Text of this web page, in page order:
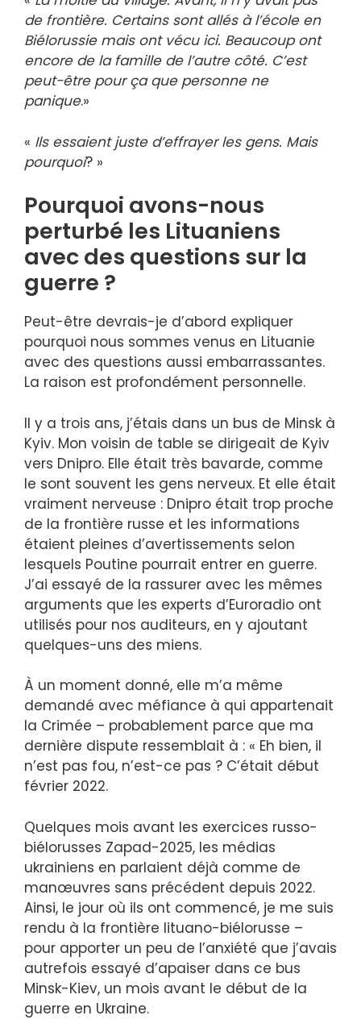
de frontière. Certains sont allés à l’école en
Biélorussie mais ont vécu ici. Beaucoup ont
encore de la famille de l’autre côté. C’est
peut-être pour ça que personne ne
panique.»
« Ils essaient juste d’effrayer les gens. Mais
pourquoi? »
Pourquoi avons-nous
perturbé les Lituaniens
avec des questions sur la
guerre ?
Peut-être devrais-je d’abord expliquer
pourquoi nous sommes venus en Lituanie
avec des questions aussi embarrassantes.
La raison est profondément personnelle.
Il y a trois ans, j’étais dans un bus de Minsk à
Kyiv. Mon voisin de table se dirigeait de Kyiv
vers Dnipro. Elle était très bavarde, comme
le sont souvent les gens nerveux. Et elle était
vraiment nerveuse : Dnipro était trop proche
de la frontière russe et les informations
étaient pleines d’avertissements selon
lesquels Poutine pourrait entrer en guerre.
J’ai essayé de la rassurer avec les mêmes
arguments que les experts d’Euroradio ont
utilisés pour nos auditeurs, en y ajoutant
quelques-uns des miens.
À un moment donné, elle m’a même
demandé avec méfiance à qui appartenait
la Crimée – probablement parce que ma
dernière dispute ressemblait à : « Eh bien, il
n’est pas fou, n’est-ce pas ? C’était début
février 2022.
Quelques mois avant les exercices russo-
biélorusses Zapad-2025, les médias
ukrainiens en parlaient déjà comme de
manœuvres sans précédent depuis 2022.
Ainsi, le jour où ils ont commencé, je me suis
rendu à la frontière lituano-biélorusse –
pour apporter un peu de l’anxiété que j’avais
autrefois essayé d’apaiser dans ce bus
Minsk-Kiev, un mois avant le début de la
guerre en Ukraine.